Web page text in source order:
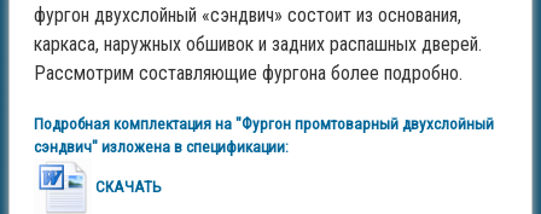
фургон двухслойный «сэндвич» состоит из основания,
каркаса, наружных обшивок и задних распашных дверей.
Рассмотрим составляющие фургона более подробно.
Подробная комплектация на "Фургон промтоварный двухслойный
сэндвич" изложена в спецификации:
СКАЧАТЬ